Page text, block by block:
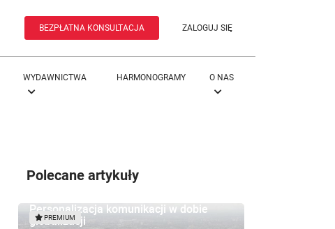
BEZPŁATNA KONSULTACJA ZALOGUJ SIĘ
WYDAWNICTWA HARMONOGRAMY O NAS
Polecane artykuły
Personalizacja komunikacji w dobie
globalizacji
PREMIUM